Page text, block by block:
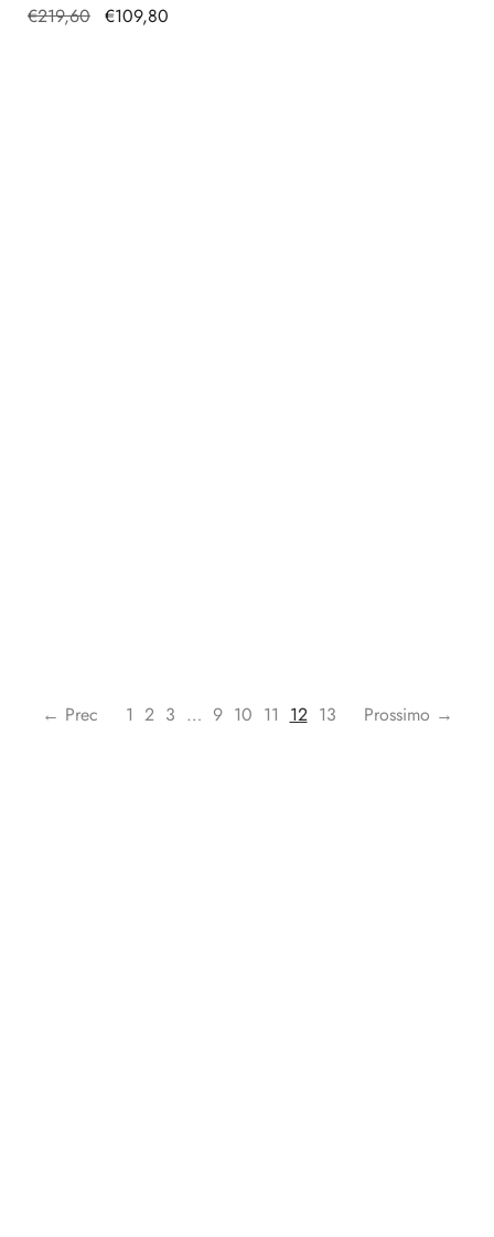
€219,60 Il prezzo
€109,80
← Prec 1 2 3 … 9 10 11 12 13 Prossimo →